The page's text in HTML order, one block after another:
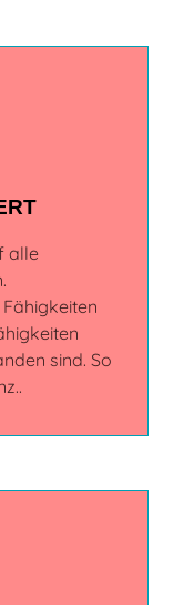
alle
sind. So